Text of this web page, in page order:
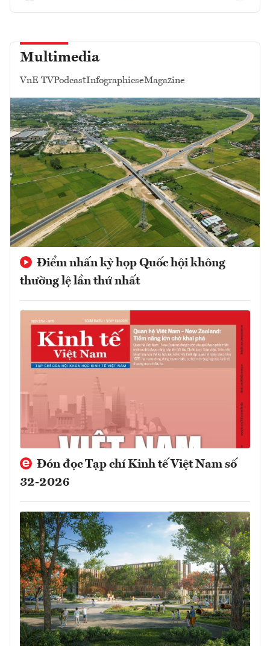
Multimedia
VnE TVPodcastInfographicseMagazine
Điểm nhấn kỳ họp Quốc hội không
thường lệ lần thứ nhất
Đón đọc Tạp chí Kinh tế Việt Nam số
32-2026